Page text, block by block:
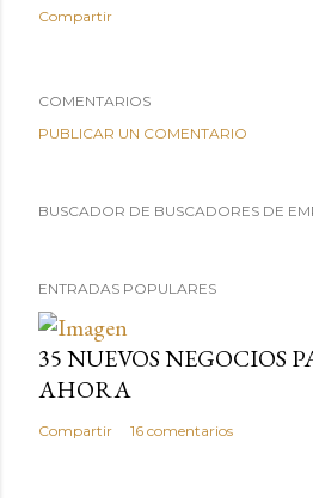
Compartir
COMENTARIOS
PUBLICAR UN COMENTARIO
BUSCADOR DE BUSCADORES DE
ENTRADAS POPULARES
35 NUEVOS NEGOCIOS
AHORA
Compartir 16 comentarios